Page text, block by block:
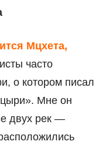
Мцхета,
часто
о котором писал
Мне он
двух рек —